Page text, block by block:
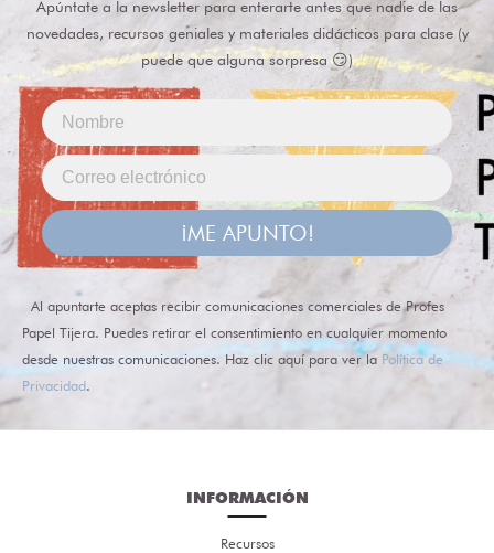
Apúntate a la newsletter para enterarte antes que nadie de las
novedades, recursos geniales y materiales didácticos para clase (y
puede que alguna sorpresa 😏)
¡ME APUNTO!
Al apuntarte aceptas recibir comunicaciones comerciales de Profes
Papel Tijera. Puedes retirar el consentimiento en cualquier momento
desde nuestras comunicaciones. Haz clic aquí para ver la Política de
Privacidad.
INFORMACIÓN
Recursos